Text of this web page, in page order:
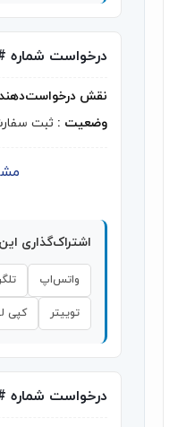
درخواست شماره
نقش
وضعیت : ثبت
اشتراک‌گذاری
واتس‌اپ
توییتر کپی
درخواست شماره